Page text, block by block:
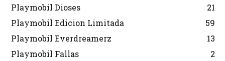
Playmobil Dioses
21
Playmobil Edicion Limitada
59
Playmobil Everdreamerz
13
Playmobil Fallas
2